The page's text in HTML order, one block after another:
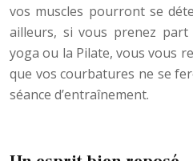
vos muscles pourront se
ailleurs, si vous prenez part
yoga ou la Pilate, vous vous
que vos courbatures ne se
séance d’entraînement.